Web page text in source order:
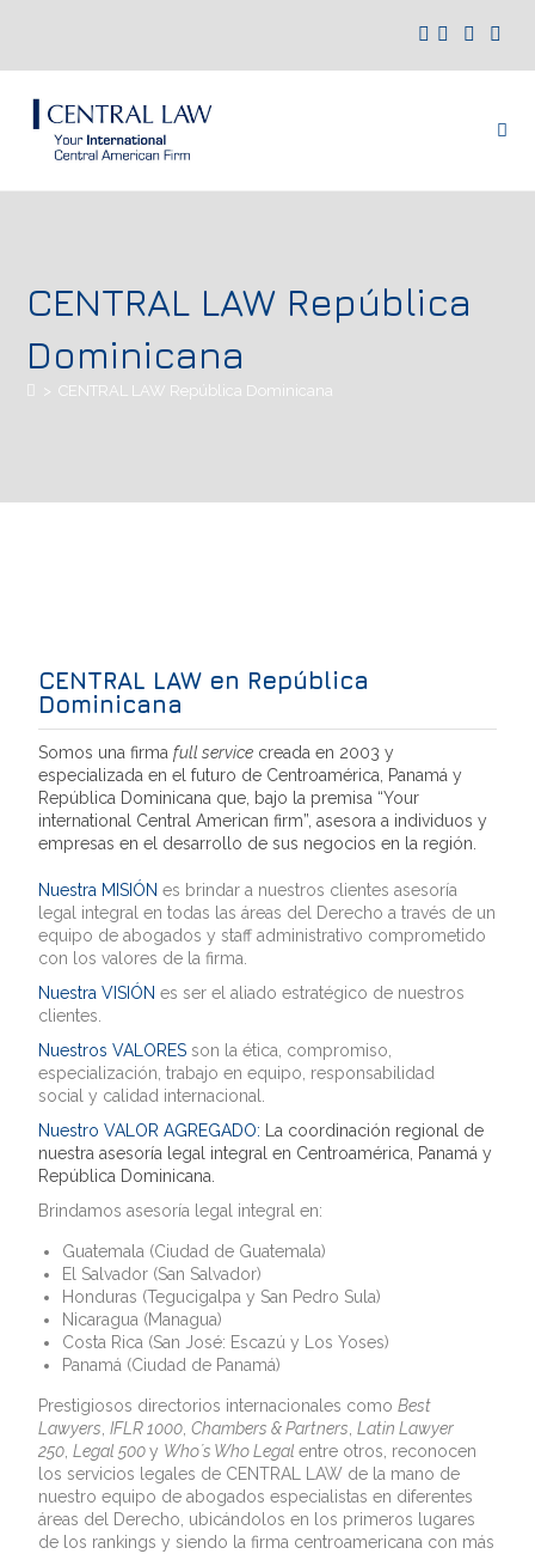
CENTRAL LAW República
Dominicana
> CENTRAL LAW República Dominicana
CENTRAL LAW en República
Dominicana
Somos una firmafull service creada en 2003 y
especializada en el futuro de Centroamérica, Panamá y
República Dominicana que, bajo la premisa “Your
international Central American firm”, asesora a individuos y
empresas en el desarrollo de sus negocios en la región.
Nuestra MISIÓN es brindar a nuestros clientes asesoría
legal integral en todas las áreas del Derecho a través de un
equipo de abogados y staff administrativo comprometido
con los valores de la firma.
Nuestra VISIÓN es ser el aliado estratégico de nuestros
clientes.
Nuestros VALORES son la ética, compromiso,
especialización, trabajo en equipo, responsabilidad
social y calidad internacional.
Nuestro VALOR AGREGADO:
La coordinación regional de
nuestra asesoría legal integral en Centroamérica, Panamá y
República Dominicana.
Brindamos asesoría legal integral en:
Guatemala (Ciudad de Guatemala)
El Salvador (San Salvador)
Honduras (Tegucigalpa y San Pedro Sula)
Nicaragua (Managua)
Costa Rica (San José: Escazú y Los Yoses)
Panamá (Ciudad de Panamá)
Prestigiosos directorios internacionales comoBest
Lawyers ,IFLR 1000 ,Chambers & Partners ,Latin Lawyer
250 ,Legal 500y Who´s Who Legalentre otros, reconocen
los servicios legales de CENTRAL LAW de la mano de
nuestro equipo de abogados especialistas en diferentes
áreas del Derecho, ubicándolos en los primeros lugares
de los rankings y siendo la firma centroamericana con más